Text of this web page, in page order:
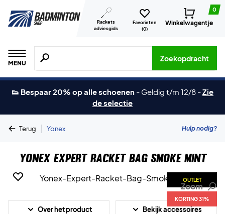
Rackets
adviesgids
Favorieten
(0)
0
Winkelwagentje
MENU
Zoeken naar producten, merken etc.
Zoekopdracht
👟 Bespaar 20% op alle schoenen - Geldig t/m 12/8 -Zie
de selectie
Terug | Yonex Hulp nodig?
Yonex Expert Racket Bag Smoke Mint
OUTLET
KORTING 31%
Zoom
Over het product Bekijk accessoires